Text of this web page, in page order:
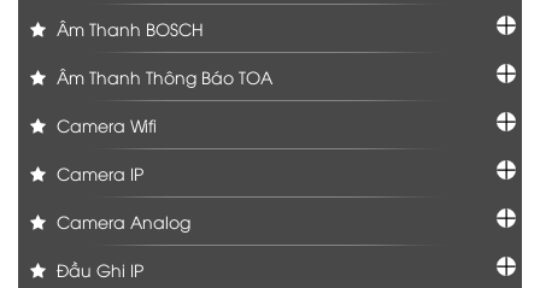
Âm Thanh BOSCH
Âm Thanh Thông Báo TOA
Camera Wifi
Camera IP
Camera Analog
Đầu Ghi IP